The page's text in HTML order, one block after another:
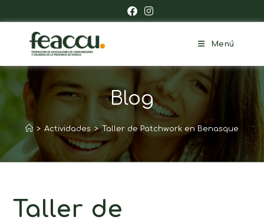
Menú
Blog
> Actividades > Taller de Patchwork en Benasque
Taller de